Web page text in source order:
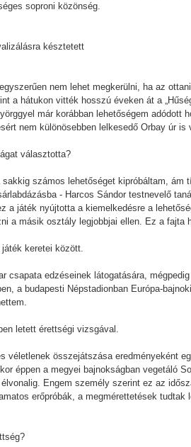
soproni közönség.
késztetett
nem lehet megkerülni, ha az
a hátukon vitték hosszú éveken át a
már korábban lehetőségem adódott
nem különösebben lelkesedő Orbay úr
választotta?
számos lehetőséget kipróbáltam,
- Harcos Sándor testnevelő
a játék nyújtotta a kiemelkedésre a
a másik osztály legjobbjai ellen. Ez a
keretei között.
csapata edzéseinek látogatására,
a budapesti Népstadionban Európa-
letett érettségi vizsgával.
véletlenek összejátszása eredményeként
éppen a megyei bajnokságban vegetáló
Engem személy szerint ez az
erőpróbák, a megmérettetések